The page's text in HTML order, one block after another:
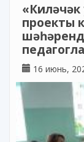
проекты
16 июнь,